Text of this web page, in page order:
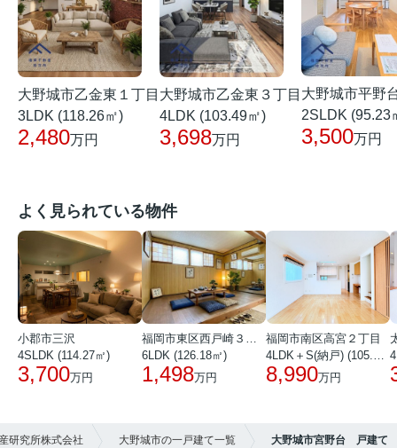
大野城市乙金東１丁目
3LDK (118.26㎡)
2,480万円
大野城市乙金東３丁目
4LDK (103.49㎡)
3,698万円
大野城市平野
2SLDK (95.23
3,500万円
よく見られている物件
小郡市三沢
4SLDK (114.27㎡)
3,700万円
福岡市東区西戸崎３丁目
6LDK (126.18㎡)
1,498万円
福岡市南区高宮２丁目
4LDK＋S(納戸) (105.25㎡)
8,990万円
研究所株式会社 大野城市の一戸建て一覧 大野城市宮野台 戸建て